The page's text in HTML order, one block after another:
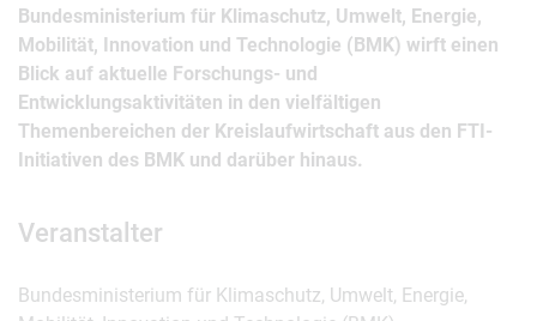
Bundesministerium für Klimaschutz, Umwelt, Energie,
Mobilität, Innovation und Technologie (BMK) wirft einen
Blick auf aktuelle Forschungs- und
Entwicklungsaktivitäten in den vielfältigen
Themenbereichen der Kreislaufwirtschaft aus den FTI-
Initiativen des BMK und darüber hinaus.
Veranstalter
Bundesministerium für Klimaschutz, Umwelt, Energie,